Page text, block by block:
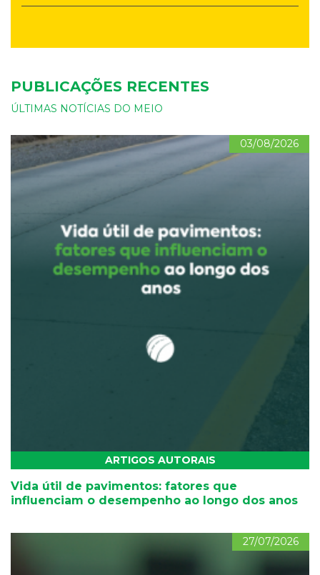
PUBLICAÇÕES RECENTES
ÚLTIMAS NOTÍCIAS DO MEIO
03/08/2026
ARTIGOS AUTORAIS
Vida útil de pavimentos: fatores que
influenciam o desempenho ao longo dos anos
27/07/2026